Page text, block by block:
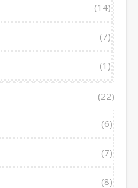
(14)
(7)
(1)
(22)
(6)
(7)
(8)